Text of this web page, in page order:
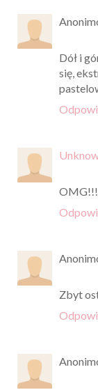
Dół i
się,
OMG!!!
Zbyt